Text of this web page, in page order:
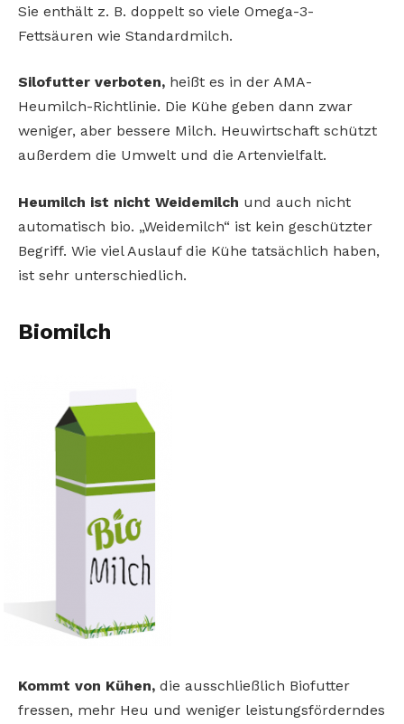
Sie enthält z. B. doppelt so viele Omega-3-
Fettsäuren wie Standardmilch.
Silofutter verboten, heißt es in der AMA-
Heumilch-Richtlinie. Die Kühe geben dann zwar
weniger, aber bessere Milch. Heuwirtschaft schützt
außerdem die Umwelt und die Artenvielfalt.
Heumilch ist nicht Weidemilch und auch nicht
automatisch bio. „Weidemilch“ ist kein geschützter
Begriff. Wie viel Auslauf die Kühe tatsächlich haben,
ist sehr unterschiedlich.
Biomilch
Kommt von Kühen, die ausschließlich Biofutter
fressen, mehr Heu und weniger leistungsförderndes